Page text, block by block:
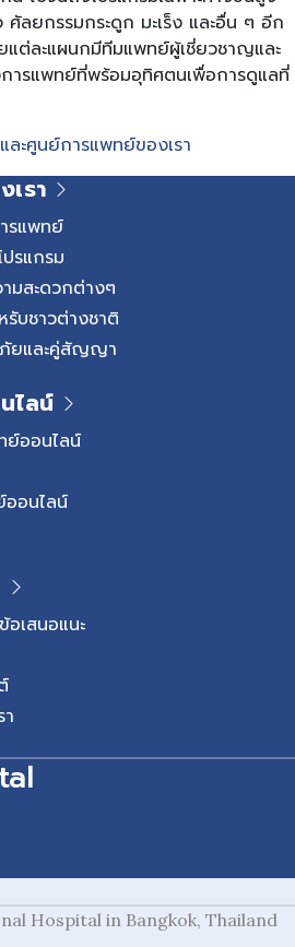
ศัลยกรรมกระดูก มะเร็ง และอื่น ๆ อีก
แต่ละแผนกมีทีมแพทย์ผู้เชี่ยวชาญและ
ารแพทย์ที่พร้อมอุทิศตนเพื่อการดูแลที่
ละศูนย์การแพทย์ของเรา
เรา
รแพทย์
ปรแกรม
มสะดวกต่างๆ
รับชาวต่างชาติ
ภัยและคู่สัญญา
ไลน์
ย์ออนไลน์
อนไลน์
อเสนอแนะ
า
Hospital in Bangkok, Thailand